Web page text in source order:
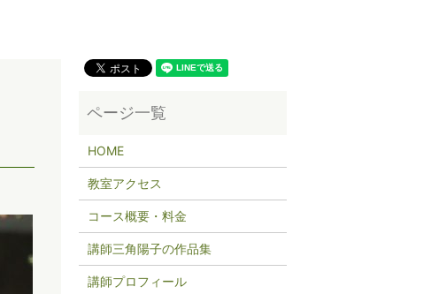
HOME
教室アクセス
コース概要・料金
講師三角陽子の作品集
講師プロフィール